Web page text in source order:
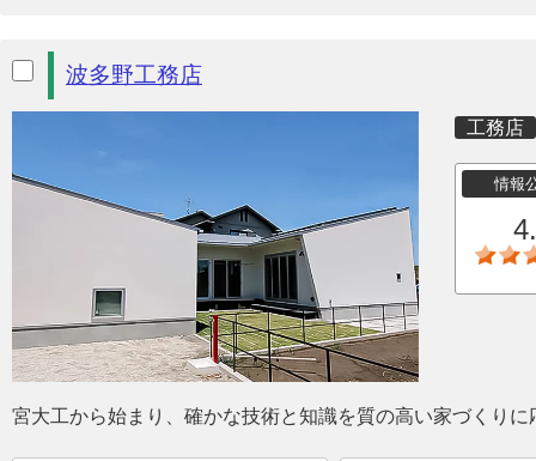
波多野工務店
工務店
情報
宮大工から始まり、確かな技術と知識を質の高い家づくりに